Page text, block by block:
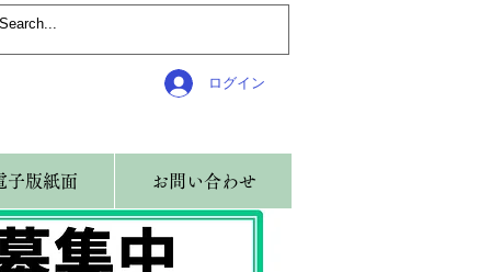
ログイン
子版紙面 お問い合わせ